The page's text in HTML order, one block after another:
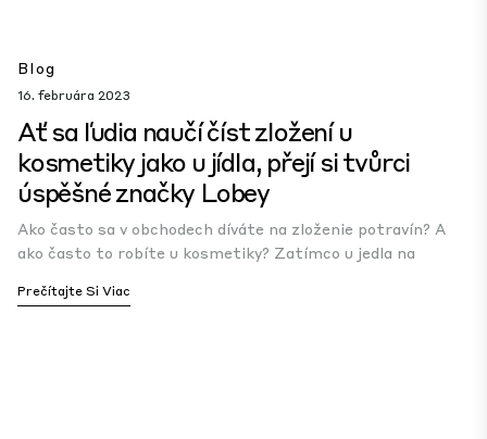
Blog
16. februára 2023
Ať sa ľudia naučí číst zložení u
kosmetiky jako u jídla, přejí si tvůrci
úspěšné značky Lobey
Ako často sa v obchodech díváte na zloženie potravín? A
ako často to robíte u kosmetiky? Zatímco u jedla na
Prečítajte Si Viac